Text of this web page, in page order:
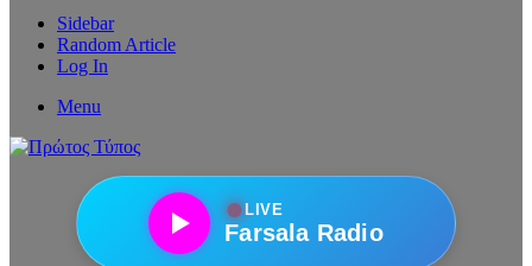
Sidebar
Random Article
Log In
Menu
●LIVE
Farsala Radio